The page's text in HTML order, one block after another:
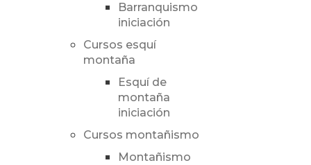
Barranquismo
iniciación
Cursos esquí
montaña
Esquí de
montaña
iniciación
Cursos montañismo
Montañismo